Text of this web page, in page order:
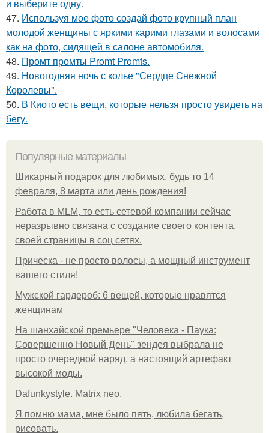
и выберите одну.
47. Используя мое фото создай фото крупный план
молодой женщины с яркими карими глазами и волосами
как на фото, сидящей в салоне автомобиля.
48. Промт промты Promt Promts.
49. Новогодняя ночь с колье "Сердце Снежной
Королевы".
50. В Киото есть вещи, которые нельзя просто увидеть на
бегу.
Популярные материалы
Шикарный подарок для любимых, будь то 14
февраля, 8 марта или день рождения!
Работа в MLM, то есть сетевой компании сейчас
неразрывно связана с создание своего контента,
своей страницы в соц сетях.
Прическа - не просто волосы, а мощный инструмент
вашего стиля!
Мужской гардероб: 6 вещей, которые нравятся
женщинам
На шанхайской премьере "Человека - Паука:
Совершенно Новый День" зендея выбрала не
просто очередной наряд, а настоящий артефакт
высокой моды.
Dafunkystyle. Matrix neo.
Я помню мама, мне было пять, любила бегать,
рисовать.